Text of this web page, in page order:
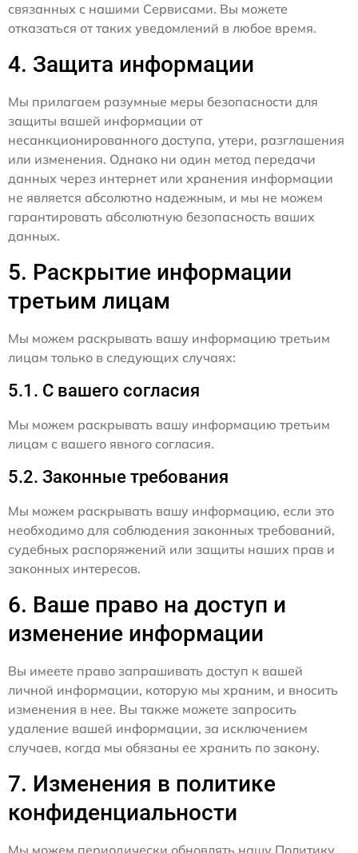
связанных с нашими Сервисами. Вы можете
отказаться от таких уведомлений в любое время.
4. Защита информации
Мы прилагаем разумные меры безопасности для
защиты вашей информации от
несанкционированного доступа, утери, разглашения
или изменения. Однако ни один метод передачи
данных через интернет или хранения информации
не является абсолютно надежным, и мы не можем
гарантировать абсолютную безопасность ваших
данных.
5. Раскрытие информации
третьим лицам
Мы можем раскрывать вашу информацию третьим
лицам только в следующих случаях:
5.1. С вашего согласия
Мы можем раскрывать вашу информацию третьим
лицам с вашего явного согласия.
5.2. Законные требования
Мы можем раскрывать вашу информацию, если это
необходимо для соблюдения законных требований,
судебных распоряжений или защиты наших прав и
законных интересов.
6. Ваше право на доступ и
изменение информации
Вы имеете право запрашивать доступ к вашей
личной информации, которую мы храним, и вносить
изменения в нее. Вы также можете запросить
удаление вашей информации, за исключением
случаев, когда мы обязаны ее хранить по закону.
7. Изменения в политике
конфиденциальности
Мы можем периодически обновлять нашу Политику